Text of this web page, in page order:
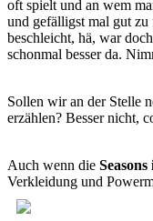
oft spielt und an wem
und gefälligst mal gut
beschleicht, hä, war
schonmal besser da.
Sollen wir an der Stelle
erzählen? Besser nicht,
Auch wenn die
Verkleidung und